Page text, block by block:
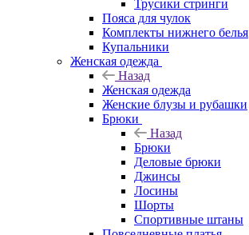
Трусики стринги
Пояса для чулок
Комплекты нижнего белья
Купальники
Женская одежда
Назад
Женская одежда
Женские блузы и рубашки
Брюки
Назад
Брюки
Деловые брюки
Джинсы
Лосины
Шорты
Спортивные штаны